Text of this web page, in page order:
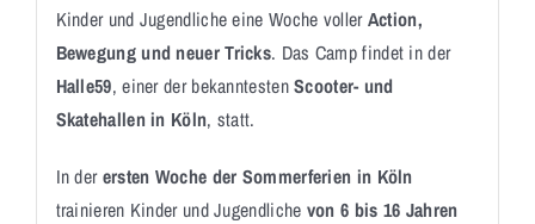
Kinder und Jugendliche eine Woche vollerAction,
Bewegung und neuer Tricks. Das Camp findet in der
Halle59, einer der bekanntestenScooter- und
Skatehallen in Köln, statt.
In derersten Woche der Sommerferien in Köln
trainieren Kinder und Jugendliche von 6 bis 16 Jahren